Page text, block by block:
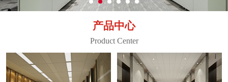
产品中心
Product Center